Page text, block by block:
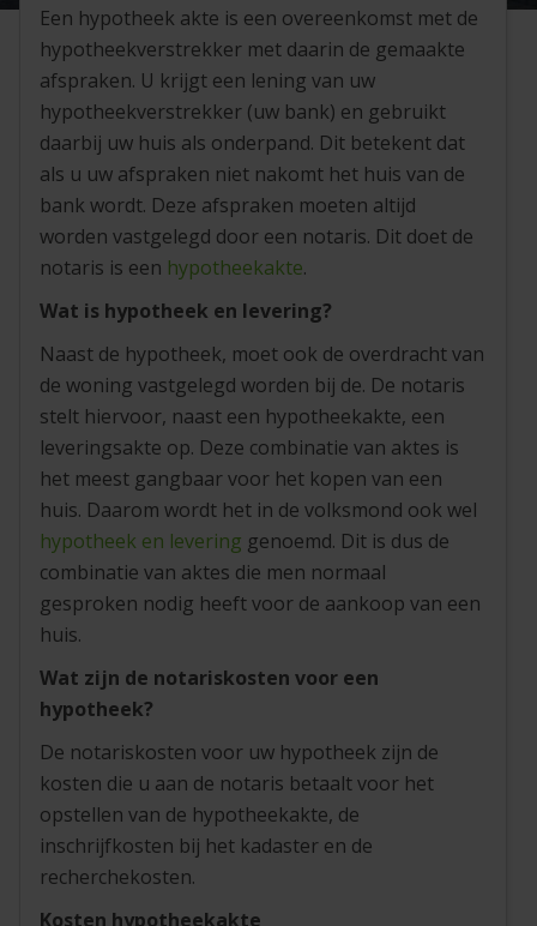
Een hypotheek akte is een overeenkomst met de
hypotheekverstrekker met daarin de gemaakte
afspraken. U krijgt een lening van uw
hypotheekverstrekker (uw bank) en gebruikt
daarbij uw huis als onderpand. Dit betekent dat
als u uw afspraken niet nakomt het huis van de
bank wordt. Deze afspraken moeten altijd
worden vastgelegd door een notaris. Dit doet de
notaris is een hypotheekakte.
Wat is hypotheek en levering?
Naast de hypotheek, moet ook de overdracht van
de woning vastgelegd worden bij de. De notaris
stelt hiervoor, naast een hypotheekakte, een
leveringsakte op. Deze combinatie van aktes is
het meest gangbaar voor het kopen van een
huis. Daarom wordt het in de volksmond ook wel
hypotheek en levering genoemd. Dit is dus de
combinatie van aktes die men normaal
gesproken nodig heeft voor de aankoop van een
huis.
Wat zijn de notariskosten voor een
hypotheek?
De notariskosten voor uw hypotheek zijn de
kosten die u aan de notaris betaalt voor het
opstellen van de hypotheekakte, de
inschrijfkosten bij het kadaster en de
recherchekosten.
Kosten hypotheekakte